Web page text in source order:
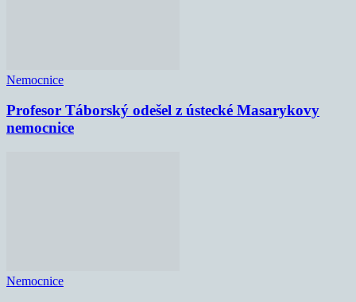
Nemocnice
Profesor Táborský odešel z ústecké Masarykovy
nemocnice
Nemocnice